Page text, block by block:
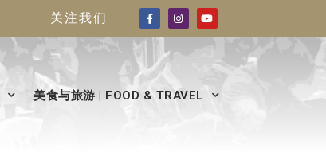
关注我们
美食与旅游 | FOOD & TRAVEL